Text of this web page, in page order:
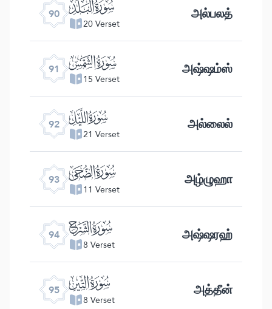
90 ﰇ
20 Verset அல்பலத்
91 ﰈ
15 Verset அஷ்ஷம்ஸ்
92 ﰉ
21 Verset அல்லைல்
93 ﰊ
11 Verset அழ்ழுஹா
94 ﰋ
8 Verset அஷ்ஷரஹ்
95 ﰌ
8 Verset அத்தீன்